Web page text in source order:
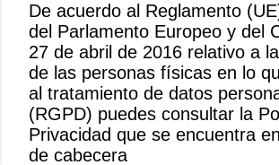
P
u
b
l
i
c
a
De acuerdo al Reglamento
del Parlamento Europeo y del
27 de abril de 2016 relativo a
de las personas físicas en lo
al tratamiento de datos
(RGPD) puedes consultar la
Privacidad que se encuentra
de cabecera